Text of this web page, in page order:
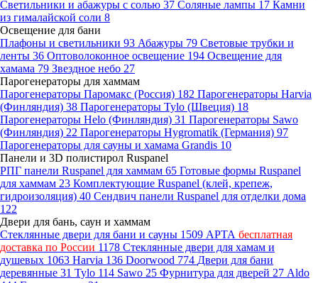
Светильники и абажуры с солью 37 Соляные лампы 17 Камни
из гималайской соли 8
Освещение для бани
Плафоны и светильники 93 Абажуры 79 Световые трубки и
ленты 36 Оптоволоконное освещение 194 Освещение для
хамама 79 Звездное небо 27
Парогенераторы для хаммам
Парогенераторы Паромакс (Россия) 182 Парогенераторы Harvia
(Финляндия) 38 Парогенераторы Tylo (Швеция) 18
Парогенераторы Helo (Финляндия) 31 Парогенераторы Sawo
(Финляндия) 22 Парогенераторы Hygromatik (Германия) 97
Парогенераторы для сауны и хамама Grandis 10
Панели и 3D полистирол Ruspanel
РПГ панели Ruspanel для хаммам 65 Готовые формы Ruspanel
для хаммам 23 Комплектующие Ruspanel (клей, крепеж,
гидроизоляция) 40 Сендвич панели Ruspanel для отделки дома
122
Двери для бань, саун и хаммам
Стеклянные двери для бани и сауны 1509 АРТА бесплатная
доставка по России 1178 Стеклянные двери для хамам и
душевых 1063 Harvia 136 Doorwood 774 Двери для бани
деревянные 31 Tylo 114 Sawo 25 Фурнитура для дверей 27 Aldo